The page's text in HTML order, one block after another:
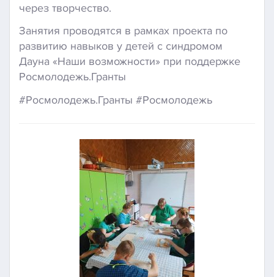
через творчество.
Занятия проводятся в рамках проекта по
развитию навыков у детей с синдромом
Дауна «Наши возможности» при поддержке
Росмолодежь.Гранты
#Росмолодежь.Гранты #Росмолодежь